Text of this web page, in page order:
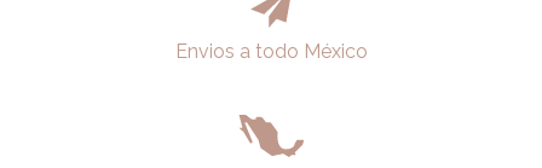
Envios a todo México